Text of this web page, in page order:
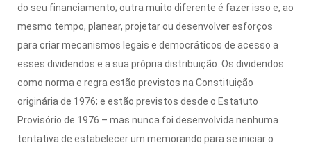
do seu financiamento; outra muito diferente é fazer isso e, ao
mesmo tempo, planear, projetar ou desenvolver esforços
para criar mecanismos legais e democráticos de acesso a
esses dividendos e a sua própria distribuição. Os dividendos
como norma e regra estão previstos na Constituição
originária de 1976; e estão previstos desde o Estatuto
Provisório de 1976 – mas nunca foi desenvolvida nenhuma
tentativa de estabelecer um memorando para se iniciar o